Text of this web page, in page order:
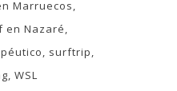
Marruecos
en Nazaré
surftrip
WSL